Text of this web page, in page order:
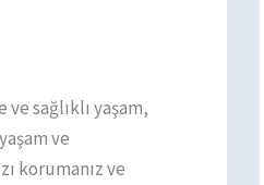
sağlıklı yaşam,
ve
korumanız ve